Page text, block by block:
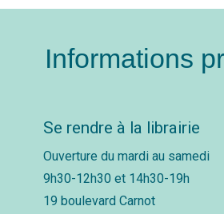
Informations
Se rendre à la librairie
Ouverture du mardi au samedi
9h30-12h30 et 14h30-19h
19 boulevard Carnot